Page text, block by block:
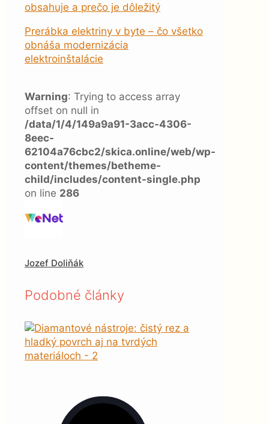
obsahuje a prečo je dôležitý
Prerábka elektriny v byte – čo všetko
obnáša modernizácia
elektroinštalácie
Warning: Trying to access array
offset on null in
/data/1/4/149a9a91-3acc-4306-
8eec-
62104a76cbc2/skica.online/web/wp-
content/themes/betheme-
child/includes/content-single.php
on line 286
Jozef Doliňák
Podobné články